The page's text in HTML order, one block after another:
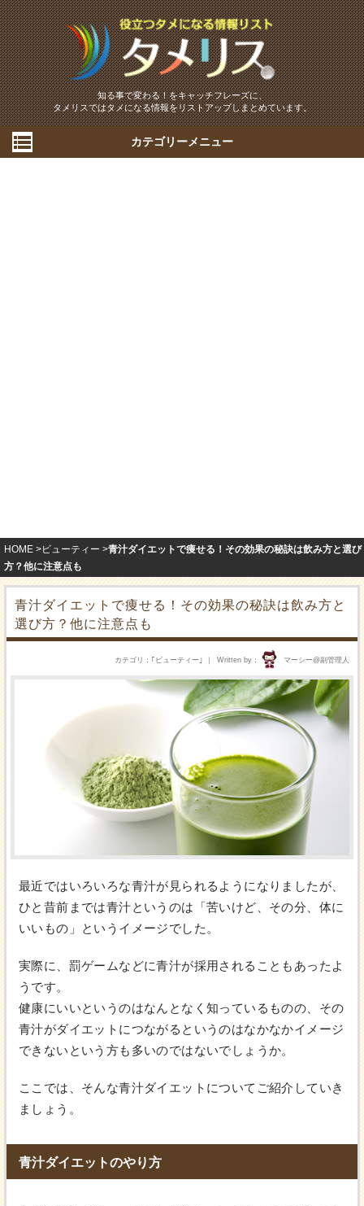
知る事で変わる！をキャッチフレーズに、
タメリスではタメになる情報をリストアップしまとめています。
カテゴリーメニュー
HOME ビューティー
青汁ダイエットで痩せる！その効果の秘訣は飲み方と選び
方？他に注意点も
青汁ダイエットで痩せる！その効果の秘訣は飲み方と
選び方？他に注意点も
Written by マーシー@副管理人
カテゴリ ｢ ビューティー ｣
最近ではいろいろな青汁が見られるようになりましたが、
ひと昔前までは青汁というのは「苦いけど、その分、体に
いいもの」というイメージでした。
実際に、罰ゲームなどに青汁が採用されることもあったよ
うです。
健康にいいというのはなんとなく知っているものの、その
青汁がダイエットにつながるというのはなかなかイメージ
できないという方も多いのではないでしょうか。
ここでは、そんな青汁ダイエットについてご紹介していき
ましょう。
青汁ダイエットのやり方